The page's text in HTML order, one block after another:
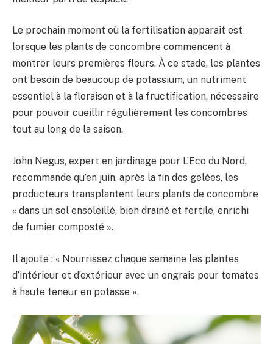
Le prochain moment où la fertilisation apparaît est
lorsque les plants de concombre commencent à
montrer leurs premières fleurs. À ce stade, les plantes
ont besoin de beaucoup de potassium, un nutriment
essentiel à la floraison et à la fructification, nécessaire
pour pouvoir cueillir régulièrement les concombres
tout au long de la saison.
John Negus, expert en jardinage pour L’Eco du Nord,
recommande qu’en juin, après la fin des gelées, les
producteurs transplantent leurs plants de concombre
« dans un sol ensoleillé, bien drainé et fertile, enrichi
de fumier composté ».
Il ajoute : « Nourrissez chaque semaine les plantes
d’intérieur et d’extérieur avec un engrais pour tomates
à haute teneur en potasse ».